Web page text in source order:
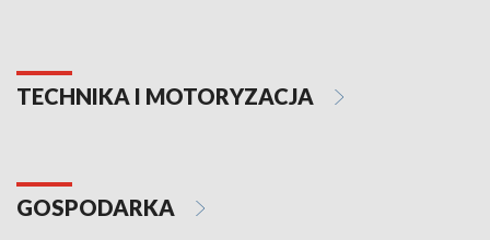
TECHNIKA I MOTORYZACJA
GOSPODARKA